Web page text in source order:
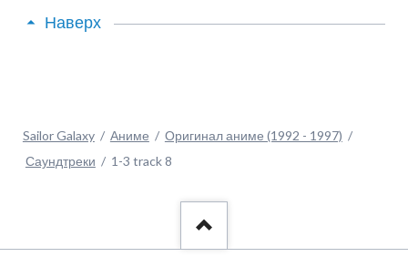
Наверх
Sailor Galaxy Аниме
Оригинал аниме (1992 - 1997)
Саундтреки
1-3 track 8